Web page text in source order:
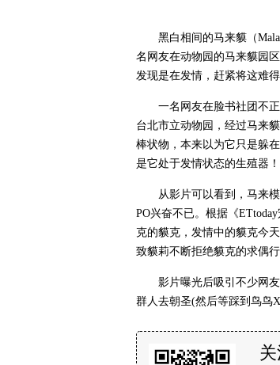
黑白相间的马来貘（
名网友在动物园的马来貘园
发现是在发情，赶紧将这难得
一名网友在脸书社团不
台北市立动物园，经过马来
棒状物，本来以为它只是躲
是它处于发情状态的生殖器！
从影片可以看到，马来
PO兴奋不已。根据《
克的貘克，发情中的貘克今
致貘莉不断拒绝貘克的求偶
影片曝光后吸引不少网
群人去朝圣(然后等踩到鸟鸟